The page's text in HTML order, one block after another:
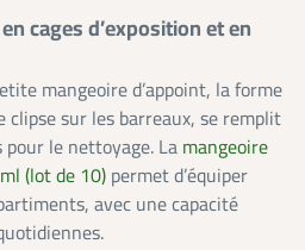
cages d’exposition et en
mangeoire d’appoint, la forme
clipse sur les barreaux, se remplit
le nettoyage. La mangeoire
(lot de 10) permet d’équiper
avec une capacité